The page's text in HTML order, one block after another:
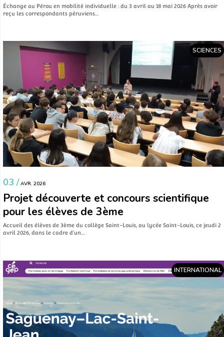
Échange au Pérou en mobilité individuelle : du 3 avril au 18 mai 2026 Après avoir
reçu les correspondants péruviens…
SCIENCES
03 / AVR. 2026
Projet découverte et concours scientifique
pour les élèves de 3ème
Accueil des élèves de 3ème du collège Saint-Louis, au lycée Saint-Louis, ce jeudi 2
avril 2026, dans le cadre d’un…
INTERNATIONAL